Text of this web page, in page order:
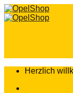
Zum
Inhalt
Herzlich